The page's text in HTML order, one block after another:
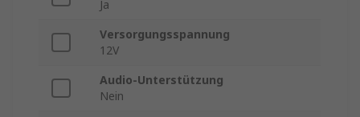
Ja
Versorgungsspannung
12V
Audio-Unterstützung
Nein